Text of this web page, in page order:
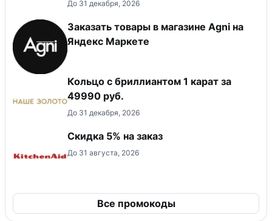
До 31 декабря, 2026
Заказать товары в магазине Agni на
Яндекс Маркете
Кольцо с бриллиантом 1 карат за
49990 руб.
До 31 декабря, 2026
Скидка 5% на заказ
До 31 августа, 2026
Все промокоды